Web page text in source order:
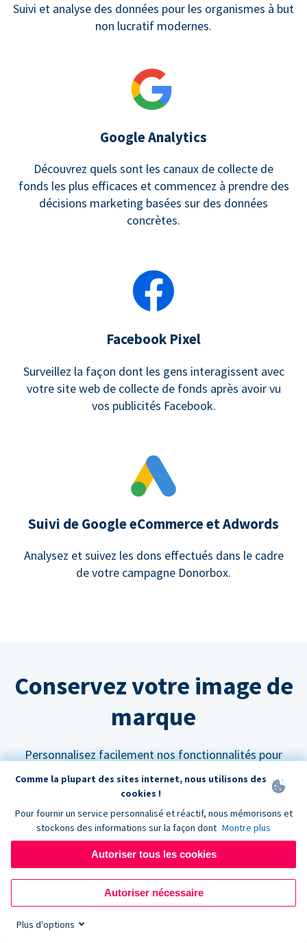
Suivi et analyse des données pour les organismes à but
non lucratif modernes.
Google Analytics
Découvrez quels sont les canaux de collecte de
fonds les plus efficaces et commencez à prendre des
décisions marketing basées sur des données
concrètes.
Facebook Pixel
Surveillez la façon dont les gens interagissent avec
votre site web de collecte de fonds après avoir vu
vos publicités Facebook.
Suivi de Google eCommerce et Adwords
Analysez et suivez les dons effectués dans le cadre
de votre campagne Donorbox.
Conservez votre image de
marque
Personnalisez facilement nos fonctionnalités pour
qu'elles s'intègrent parfaitement à votre site web.
Personnalisez vos couleurs
Les formulaires de don Donorbox peuvent être
paramétrés pour s'adapter à n'importe quelle palette
de couleurs afin de s'harmoniser avec l'aspect et la
Comme la plupart des sites internet, nous utilisons des
cookies !
Pour fournir un service personnalisé et réactif, nous mémorisons et
stockons des informations sur la façon dont Montre plus
Autoriser tous les cookies
Autoriser nécessaire
Plus d'options